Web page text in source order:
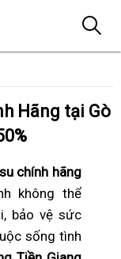
Hãng tại Gò
chính hãng
không thể
bảo vệ sức
sống tình